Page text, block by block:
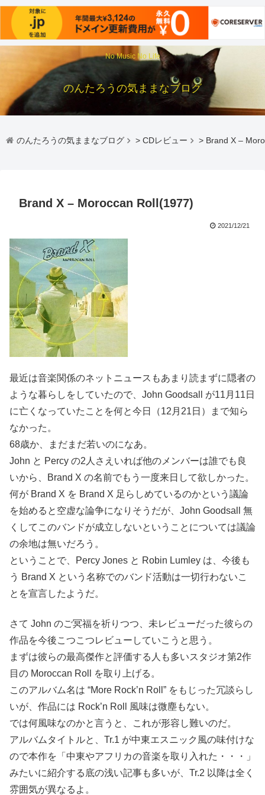
No Music No Life
のんたろうの気ままなブログ
のんたろうの気ままなブログ > CDレビュー > Brand X –
Brand X – Moroccan Roll(1977)
2021/12/21
最近は音楽関係のネットニュースもあまり読まずに隠者の
ような暮らしをしていたので、John Goodsall が11月11日
に亡くなっていたことを何と今日（12月21日）まで知ら
なかった。
68歳か、まだまだ若いのになあ。
John と Percy の2人さえいれば他のメンバーは誰でも良
いから、Brand X の名前でもう一度来日して欲しかった。
何が Brand X を Brand X 足らしめているのかという議論
を始めると空虚な論争になりそうだが、John Goodsall 無
くしてこのバンドが成立しないということについては議論
の余地は無いだろう。
ということで、Percy Jones と Robin Lumley は、今後も
う Brand X という名称でのバンド活動は一切行わないこ
とを宣言したようだ。
さて John のご冥福を祈りつつ、未レビューだった彼らの
作品を今後こつこつレビューしていこうと思う。
まずは彼らの最高傑作と評価する人も多いスタジオ第2作
目の Moroccan Roll を取り上げる。
このアルバム名は “More Rock’n Roll” をもじった冗談らし
いが、作品には Rock’n Roll 風味は微塵もない。
では何風味なのかと言うと、これが形容し難いのだ。
アルバムタイトルと、Tr.1 が中東エスニック風の味付けな
ので本作を「中東やアフリカの音楽を取り入れた・・・」
みたいに紹介する底の浅い記事も多いが、Tr.2 以降は全く
雰囲気が異なるよ。